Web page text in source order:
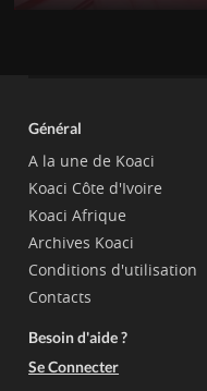
Général
A la une de Koaci
Koaci Côte d'Ivoire
Koaci Afrique
Archives Koaci
Conditions d'utilisation
Contacts
Besoin d'aide ?
Se Connecter